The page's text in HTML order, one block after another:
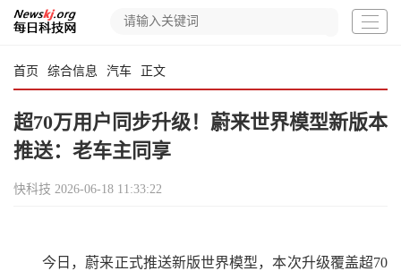
首页 综合信息 汽车 正文
超70万用户同步升级！蔚来世界模型新版本
推送：老车主同享
快科技 2026-06-18 11:33:22
今日，蔚来正式推送新版世界模型，本次升级覆盖超70